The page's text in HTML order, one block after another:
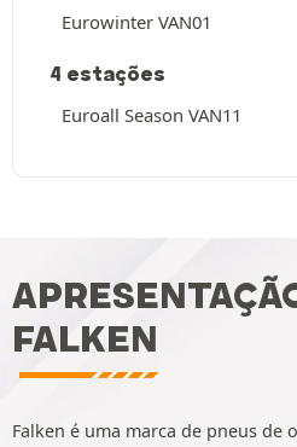
Eurowinter VAN01
4 estações
Euroall Season VAN11
FALKEN
Falken é uma marca de pneus de